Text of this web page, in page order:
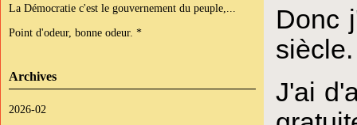
La Démocratie c'est le gouvernement du peuple,...
Point d'odeur, bonne odeur. *
Archives
2026-02
Donc
siècle.
J'ai